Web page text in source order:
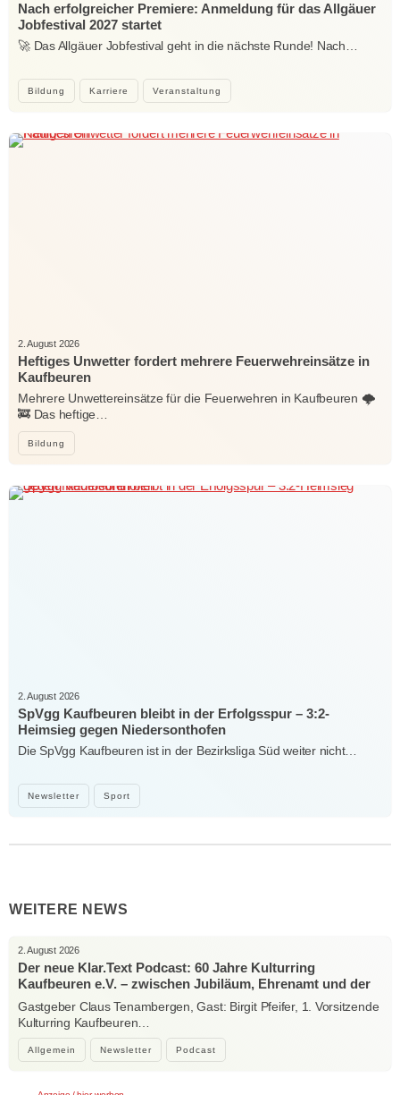
Bildung Karriere Veranstaltung
Nach erfolgreicher Premiere: Anmeldung für das Allgäuer
Jobfestival 2027 startet
🚀 Das Allgäuer Jobfestival geht in die nächste Runde! Nach…
Bildung
2. August 2026
Heftiges Unwetter fordert mehrere Feuerwehreinsätze in
Kaufbeuren
Mehrere Unwettereinsätze für die Feuerwehren in Kaufbeuren 🌩️
🚒 Das heftige…
Newsletter Sport
2. August 2026
SpVgg Kaufbeuren bleibt in der Erfolgsspur – 3:2-
Heimsieg gegen Niedersonthofen
Die SpVgg Kaufbeuren ist in der Bezirksliga Süd weiter nicht…
WEITERE NEWS
Allgemein Newsletter Podcast
2. August 2026
Der neue Klar.Text Podcast: 60 Jahre Kulturring
Kaufbeuren e.V. – zwischen Jubiläum, Ehrenamt und der
Kraft der Kultur
Gastgeber Claus Tenambergen, Gast: Birgit Pfeifer, 1. Vorsitzende
Kulturring Kaufbeuren…